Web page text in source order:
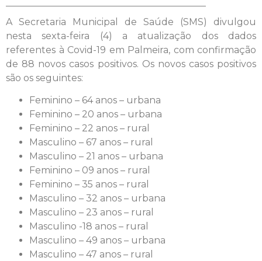
A Secretaria Municipal de Saúde (SMS) divulgou
nesta sexta-feira (4) a atualização dos dados
referentes à Covid-19 em Palmeira, com confirmação
de 88 novos casos positivos. Os novos casos positivos
são os seguintes:
Feminino – 64 anos – urbana
Feminino – 20 anos – urbana
Feminino – 22 anos – rural
Masculino – 67 anos – rural
Masculino – 21 anos – urbana
Feminino – 09 anos – rural
Feminino – 35 anos – rural
Masculino – 32 anos – urbana
Masculino – 23 anos – rural
Masculino -18 anos – rural
Masculino – 49 anos – urbana
Masculino – 47 anos – rural